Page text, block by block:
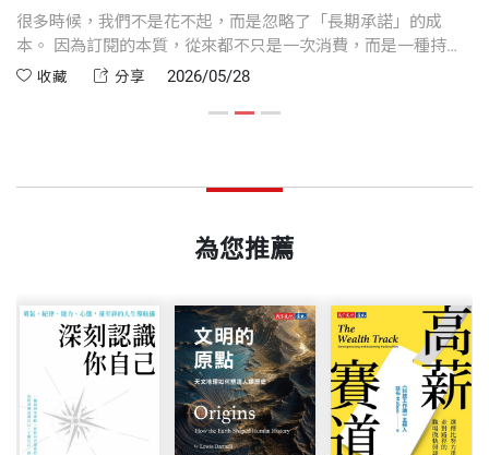
關於需要與想要
想要很多，需要很少
15 #顧此失彼 買便宜一點、少花錢真的好嗎？
16 #理解欲望 花錢買貴一點的東西比較好？
21 #自動機制 花錢不知節制，怎麼辦？
23 #賺取時間 該不該花錢買掃地機器人？
24 #少走彎路 該請專業老師教唱歌嗎？
25 #無形流失 要不要花錢訂閱線上服務？
26 #小心想要 需要花錢買第二台自行車嗎？
「至於何時開始學，拿我來說，應該是大學或研究所
吧……」
是大人世界才需要開始理解的概念。直到我在大陸金
大大顛覆了我原有「專業迷思」的想法。這位執行長
來他強化研發跟上時代趨勢，轉經營電子相關零配
件，便成為電腦和手機的重要供應商。
記得有回我們在聊天，我就特別問他：身為一位成功
孩》系列、《專案管理：玩一場從不確定到確定的遊
戲》、《贏在邏輯思考力：玩一場擴張邊界的遊戲》
FB：郝旭烈 Caesar
IG：郝旭烈／郝哥（@caesarhao_official）
印刷規格 黑白
重量 446
很多時候，我們不是花不起，而是忽略了「長期承諾」的成
本。 因為訂閱的本質，從來都不只是一次消費，而是一種持續
付費的習慣。如果沒有真正使用，再便宜的訂閱，都是浪費。
些花出去的錢，是否真的持續為自己創造價值。
收藏 分享 2026/05/28
為您推薦